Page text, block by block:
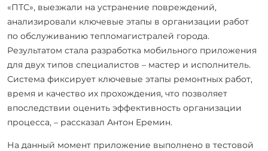
«ПТС», выезжали на устранение повреждений,
анализировали ключевые этапы в организации работ
по обслуживанию тепломагистралей города.
Результатом стала разработка мобильного приложения
для двух типов специалистов – мастер и исполнитель.
Система фиксирует ключевые этапы ремонтных работ,
время и качество их прохождения, что позволяет
впоследствии оценить эффективность организации
процесса, – рассказал Антон Еремин.
На данный момент приложение выполнено в тестовой